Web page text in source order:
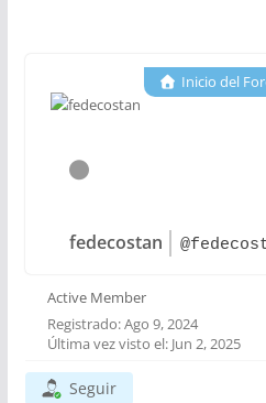
fedecostan
Inicio del
Active Member
Registrado: Ago 9, 2024
Última vez visto el: Jun 2, 2025
Seguir